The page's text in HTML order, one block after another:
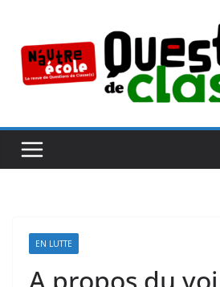
contenu
EN LUTTE